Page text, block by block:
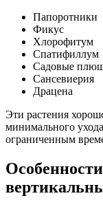
Папоротники
Фикус
Хлорофитум
Спатифиллум
Садовые
Сансевиерия
Драцена
Эти растения
минимального
ограниченным